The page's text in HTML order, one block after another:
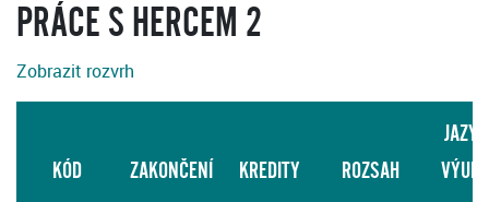
PRÁCE S HERCEM 2
Zobrazit rozvrh
KÓD ZAKONČENÍ KREDITY ROZSAH
JAZYK
VÝUKY